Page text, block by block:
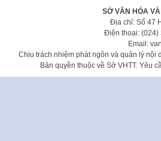
SỞ VĂN HÓA
Địa chỉ: Số 47
Điện thoại: (024)
Email:
Chịu trách nhiệm phát ngôn và quản lý nội
Bản quyền thuộc về Sở VHTT. Yêu